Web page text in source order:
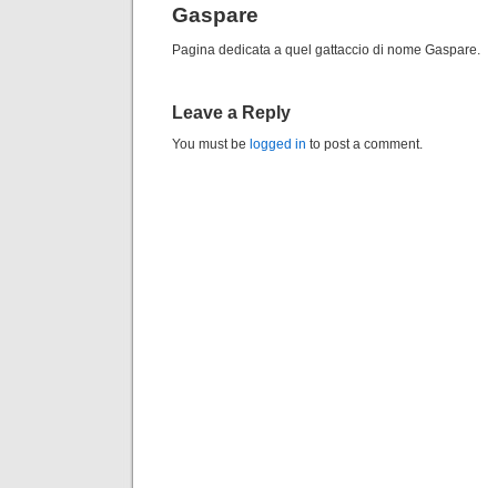
Gaspare
Pagina dedicata a quel gattaccio di nome Gaspare.
Leave a Reply
You must be logged in to post a comment.